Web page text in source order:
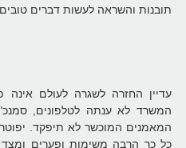
תובנות והשראה לעשות דברים טובים.
עדיין החזרה לשגרה לעולם
המשרד לא ענתה לטלפונים,
המאמנים המוכשר לא תיפקד.
כל כך הרבה משימות ופערים